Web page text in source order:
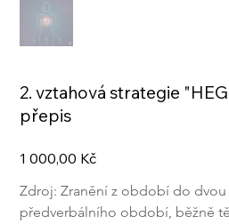
2. vztahová strategie
přepis
Cena
1 000,00 Kč
Zdroj: Zranění z období do
předverbálního období, běžně